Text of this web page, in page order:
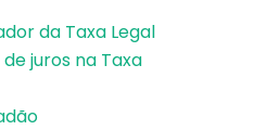
da Taxa Legal
juros na Taxa